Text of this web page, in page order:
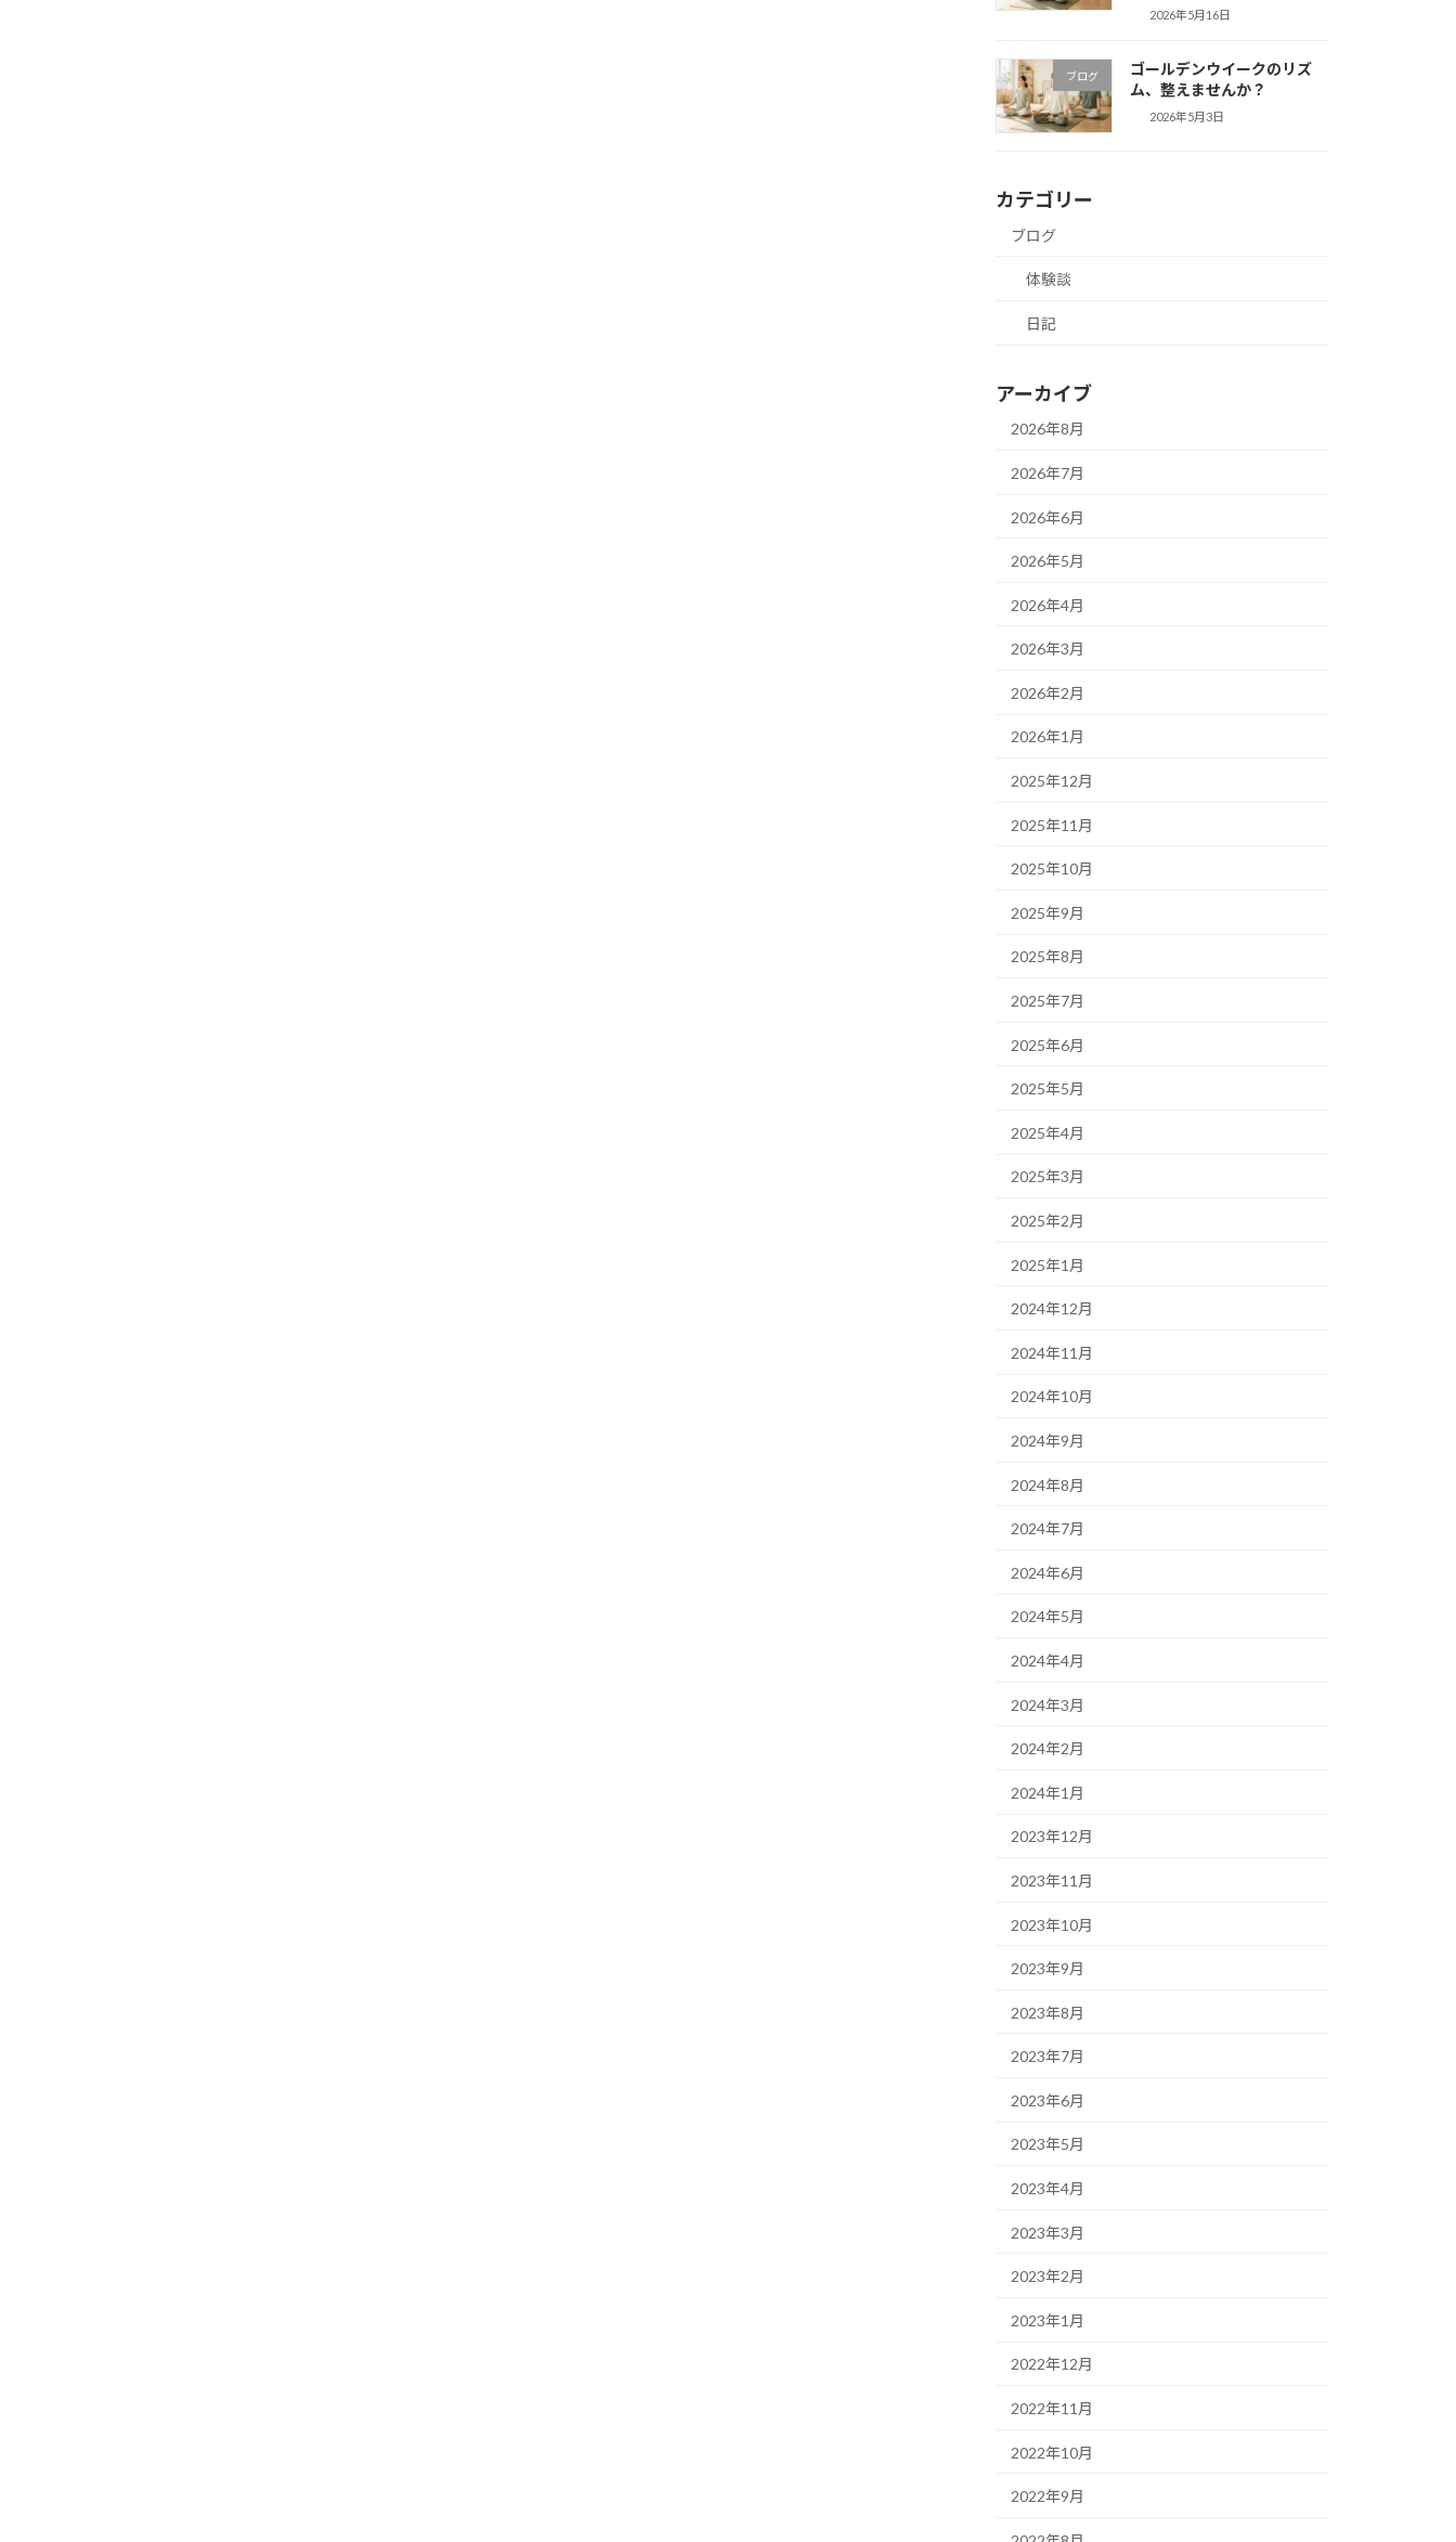
2026年5月16日
ブログ
ゴールデンウイークのリズ
ム、整えませんか？
2026年5月3日
カテゴリー
ブログ
体験談
日記
アーカイブ
2026年8月
2026年7月
2026年6月
2026年5月
2026年4月
2026年3月
2026年2月
2026年1月
2025年12月
2025年11月
2025年10月
2025年9月
2025年8月
2025年7月
2025年6月
2025年5月
2025年4月
2025年3月
2025年2月
2025年1月
2024年12月
2024年11月
2024年10月
2024年9月
2024年8月
2024年7月
2024年6月
2024年5月
2024年4月
2024年3月
2024年2月
2024年1月
2023年12月
2023年11月
2023年10月
2023年9月
2023年8月
2023年7月
2023年6月
2023年5月
2023年4月
2023年3月
2023年2月
2023年1月
2022年12月
2022年11月
2022年10月
2022年9月